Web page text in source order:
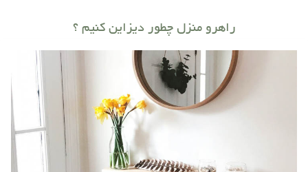
راهرو منزل چطور دیزاین کنیم ؟